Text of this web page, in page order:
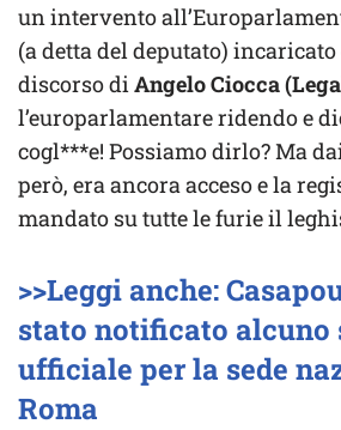
un intervento
(a detta del deputato)
discorso diAngelo Ciocca
l’europarlamentare ridendo e
cogl***e! Possiamo dirlo? Ma
però, era ancora acceso e la
mandato su tutte le furie il
>>Leggi anche:
stato notificato alcuno
ufficiale per la sede
Roma